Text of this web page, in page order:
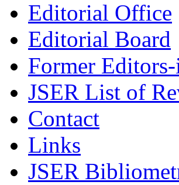
Editorial Office
Editorial Board
Former
JSER List of
Contact
Links
JSER